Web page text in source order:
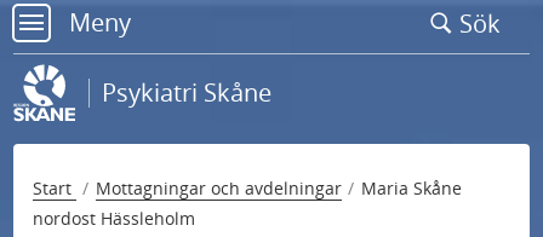
Gå
till
sidans
innehåll
Meny
Sök
meny
Psykiatri Skåne
Start Mottagningar och avdelningar
Maria Skåne
nordost Hässleholm